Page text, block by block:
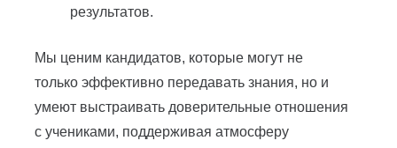
результатов.
Мы ценим кандидатов, которые могут не
только эффективно передавать знания, но и
умеют выстраивать доверительные отношения
с учениками, поддерживая атмосферу